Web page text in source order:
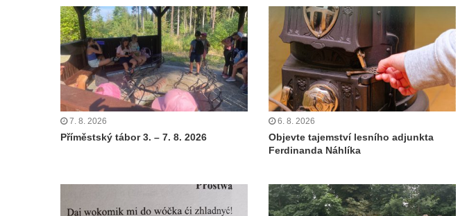
7. 8. 2026
Příměstský tábor 3. – 7. 8. 2026
6. 8. 2026
Objevte tajemství lesního adjunkta
Ferdinanda Náhlíka